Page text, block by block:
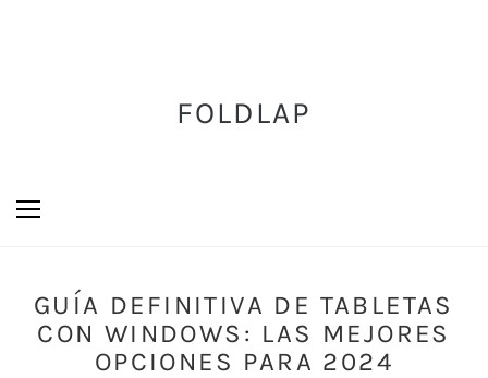
FOLDLAP
GUÍA DEFINITIVA DE TABLETAS
CON WINDOWS: LAS MEJORES
OPCIONES PARA 2024